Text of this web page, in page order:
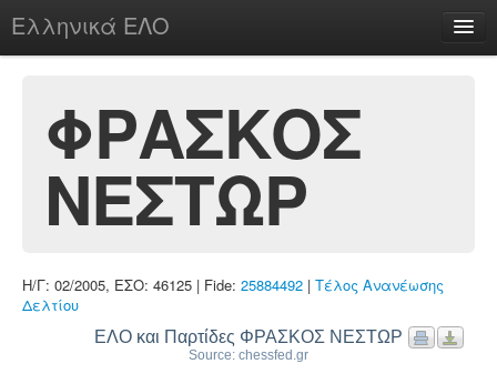
Ελληνικά ΕΛΟ
chesstu.be @ discord
Login
ΦΡΑΣΚΟΣ
ΝΕΣΤΩΡ
Η/Γ: 02/2005, ΕΣΟ: 46125 | Fide: 25884492 | Τέλος Ανανέωσης
Δελτίου
ΕΛΟ και Παρτίδες ΦΡΑΣΚΟΣ ΝΕΣΤΩΡ
Source: chessfed.gr